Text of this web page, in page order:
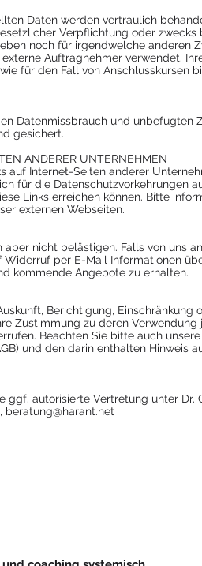
Daten werden vertraulich
Verpflichtung oder zwecks
noch für irgendwelche anderen
Auftragnehmer verwendet.
für den Fall von Anschlusskursen
Datenmissbrauch und unbefugten
gesichert.
ANDERER UNTERNEHMEN
auf Internet-Seiten anderer
für die Datenschutzvorkehrungen
Links erreichen können. Bitte
externen Webseiten.
nicht belästigen. Falls von uns
Widerruf per E-Mail Informationen
kommende Angebote zu erhalten.
Berichtigung, Einschränkung
Zustimmung zu deren Verwendung
Beachten Sie bitte auch
und den darin enthalten Hinweis
ggf. autorisierte Vertretung unter Dr.
beratung@harant.net